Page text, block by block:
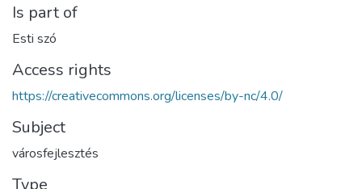
Is part of
Esti szó
Access rights
https://creativecommons.org/licenses/by-nc/4.0/
Subject
városfejlesztés
Type